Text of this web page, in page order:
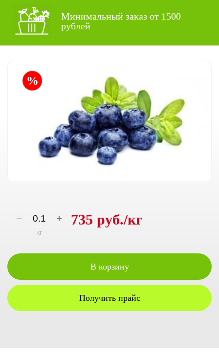
Минимальный заказ от 1500
рублей
%
кг
735 руб./кг
В корзину
Получить прайс